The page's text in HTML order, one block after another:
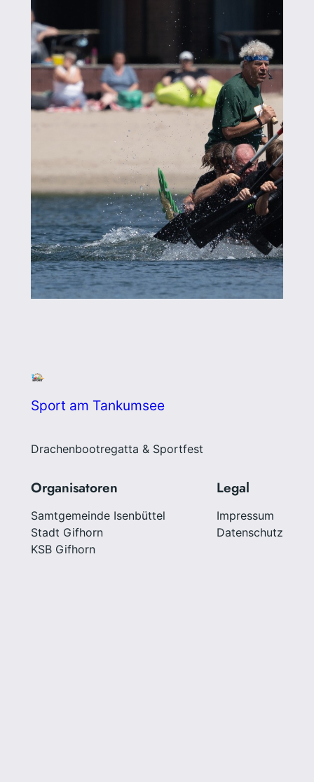
Sport am Tankumsee
Drachenbootregatta & Sportfest
Organisatoren
Samtgemeinde Isenbüttel
Stadt Gifhorn
KSB Gifhorn
Legal
Impressum
Datenschutz